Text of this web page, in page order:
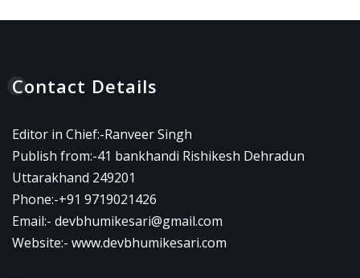
Contact Details
Editor in Chief:-Ranveer Singh
Publish from:-41 bankhandi Rishikesh Dehradun
Uttarakhand 249201
Phone:-+91 9719021426
Email:- devbhumikesari@gmail.com
Website:- www.devbhumikesari.com